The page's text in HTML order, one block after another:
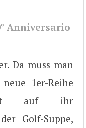
Anniversario
Da muss man
1er-Reihe
auf ihr
Golf-Suppe,